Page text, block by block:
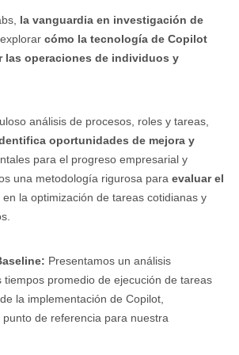
la vanguardia en investigación de
cómo la tecnología de Copilot
las operaciones de individuos y
análisis de procesos, roles y tareas,
oportunidades de mejora y
para el progreso empresarial y
una metodología rigurosa para evaluar el
en la optimización de tareas cotidianas y
Presentamos un análisis
tiempos promedio de ejecución de tareas
la implementación de Copilot,
de referencia para nuestra